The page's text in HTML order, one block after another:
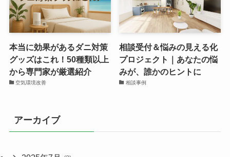
本当に効果があるダニ対策
グッズはこれ！50種類以上
から専門家が厳選紹介
空気環境改善
相談受付＆悩みの見える化
プロジェクト｜あなたの悩
みが、誰かのヒントに
相談事例
アーカイブ